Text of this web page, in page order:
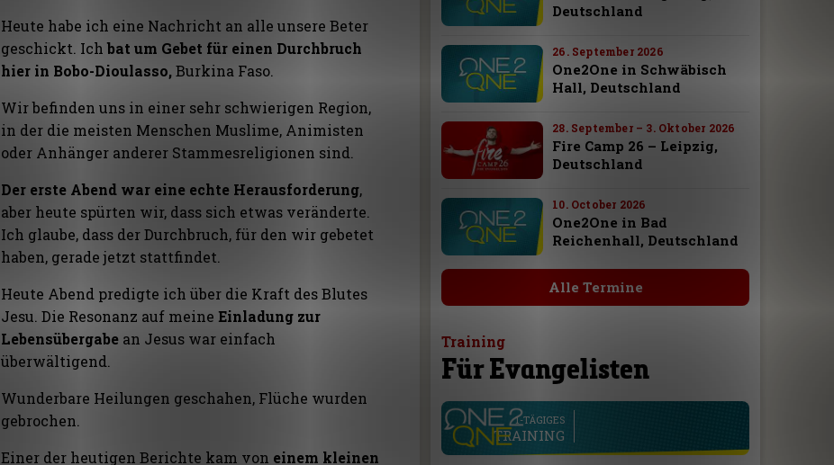
Heute habe ich eine Nachricht an alle unsere Beter
geschickt. Ich bat um Gebet für einen Durchbruch
hier in Bobo-Dioulasso,Burkina Faso.
Wir befinden uns in einer sehr schwierigen Region,
in der die meisten Menschen Muslime, Animisten
oder Anhänger anderer Stammesreligionen sind.
Der erste Abend war eine echte Herausforderung,
aber heute spürten wir, dass sich etwas veränderte.
Ich glaube, dass der Durchbruch, für den wir gebetet
haben, gerade jetzt stattfindet.
Heute Abend predigte ich über die Kraft des Blutes
Jesu. Die Resonanz auf meine Einladung zur
Lebensübergabe an Jesus war einfach
überwältigend.
Wunderbare Heilungen geschahen, Flüche wurden
gebrochen.
Einer der heutigen Berichte kam von einem kleinen
Deutschland
26. September 2026
One2One in Schwäbisch
Hall, Deutschland
28. September – 3. Oktober 2026
Fire Camp 26 – Leipzig,
Deutschland
10. October 2026
One2One in Bad
Reichenhall, Deutschland
Alle Termine
Training
Für Evangelisten
1-TÄGIGES
TRAINING